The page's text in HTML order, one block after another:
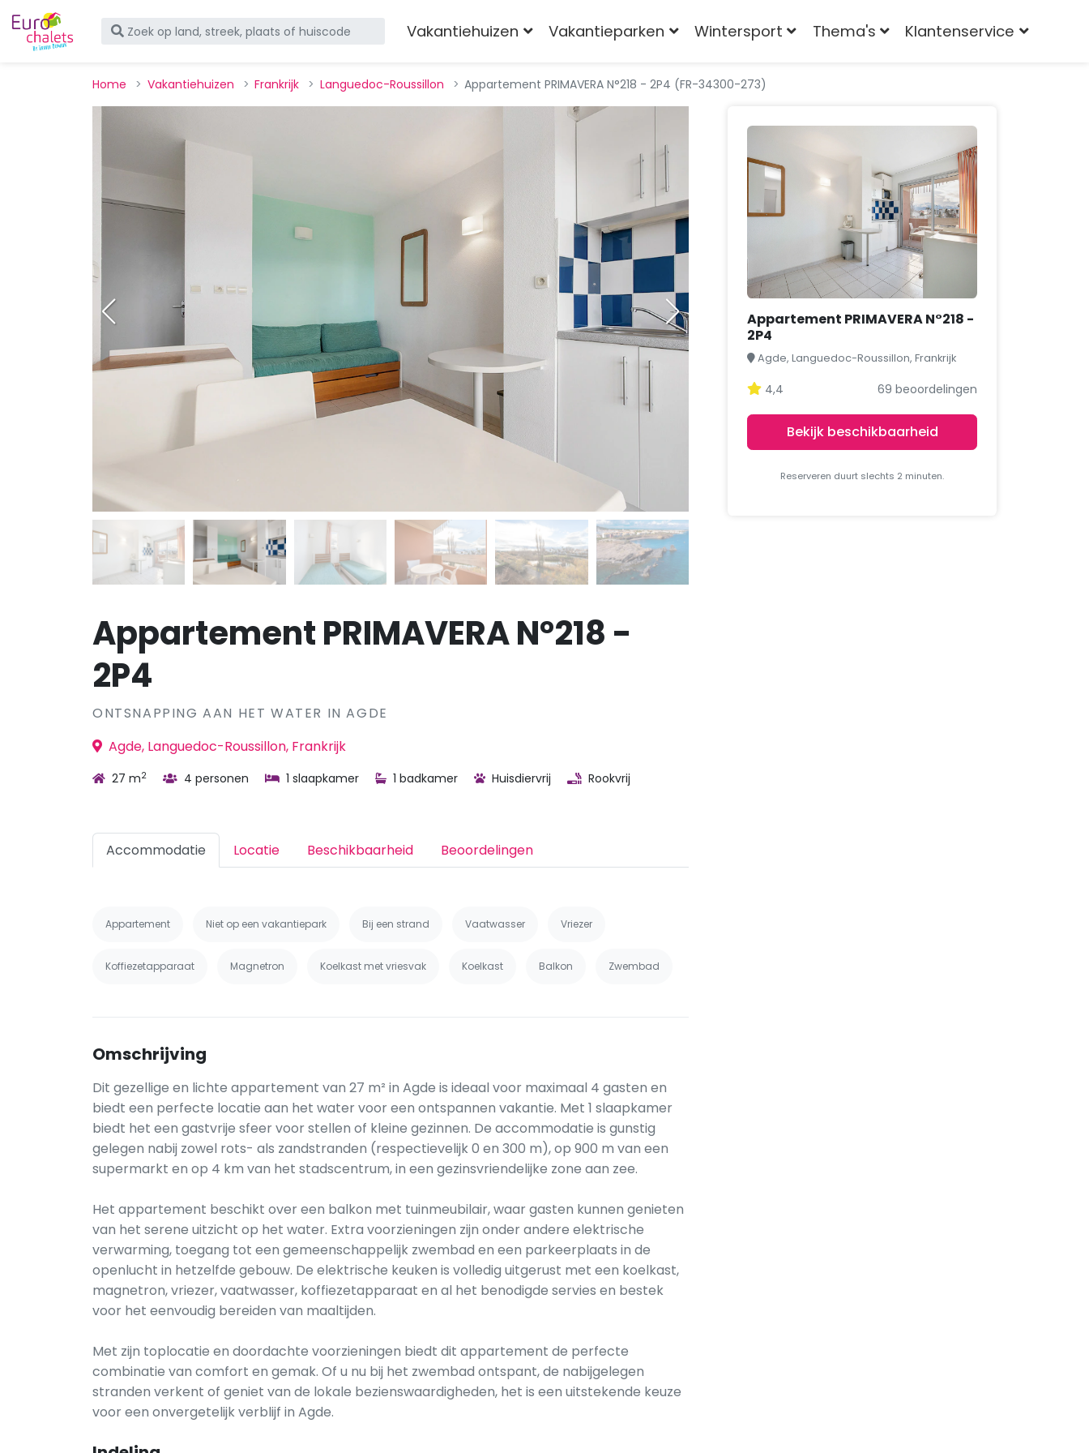
Vakantiehuizen Vakantieparken Wintersport Thema's Klantenservice
Home Vakantiehuizen Frankrijk Languedoc-Roussillon Appartement PRIMAVERA N°218 - 2P4 (FR-34300-273)
Appartement PRIMAVERA N°218 -
2P4
ONTSNAPPING AAN HET WATER IN AGDE
Agde, Languedoc-Roussillon, Frankrijk
27 m2 4 personen 1 slaapkamer 1 badkamer Huisdiervrij Rookvrij
Accommodatie Locatie Beschikbaarheid Beoordelingen
Appartement Niet op een vakantiepark Bij een strand Vaatwasser Vriezer
Koffiezetapparaat Magnetron Koelkast met vriesvak Koelkast Balkon Zwembad
Omschrijving
Dit gezellige en lichte appartement van 27 m² in Agde is ideaal voor maximaal 4 gasten en
biedt een perfecte locatie aan het water voor een ontspannen vakantie. Met 1 slaapkamer
biedt het een gastvrije sfeer voor stellen of kleine gezinnen. De accommodatie is gunstig
gelegen nabij zowel rots- als zandstranden (respectievelijk 0 en 300 m), op 900 m van een
supermarkt en op 4 km van het stadscentrum, in een gezinsvriendelijke zone aan zee.
Het appartement beschikt over een balkon met tuinmeubilair, waar gasten kunnen genieten
van het serene uitzicht op het water. Extra voorzieningen zijn onder andere elektrische
verwarming, toegang tot een gemeenschappelijk zwembad en een parkeerplaats in de
openlucht in hetzelfde gebouw. De elektrische keuken is volledig uitgerust met een koelkast,
magnetron, vriezer, vaatwasser, koffiezetapparaat en al het benodigde servies en bestek
voor het eenvoudig bereiden van maaltijden.
Met zijn toplocatie en doordachte voorzieningen biedt dit appartement de perfecte
combinatie van comfort en gemak. Of u nu bij het zwembad ontspant, de nabijgelegen
stranden verkent of geniet van de lokale bezienswaardigheden, het is een uitstekende keuze
voor een onvergetelijk verblijf in Agde.
Appartement PRIMAVERA N°218 -
2P4
Agde, Languedoc-Roussillon, Frankrijk
4,4 69 beoordelingen
Bekijk beschikbaarheid
Reserveren duurt slechts 2 minuten.